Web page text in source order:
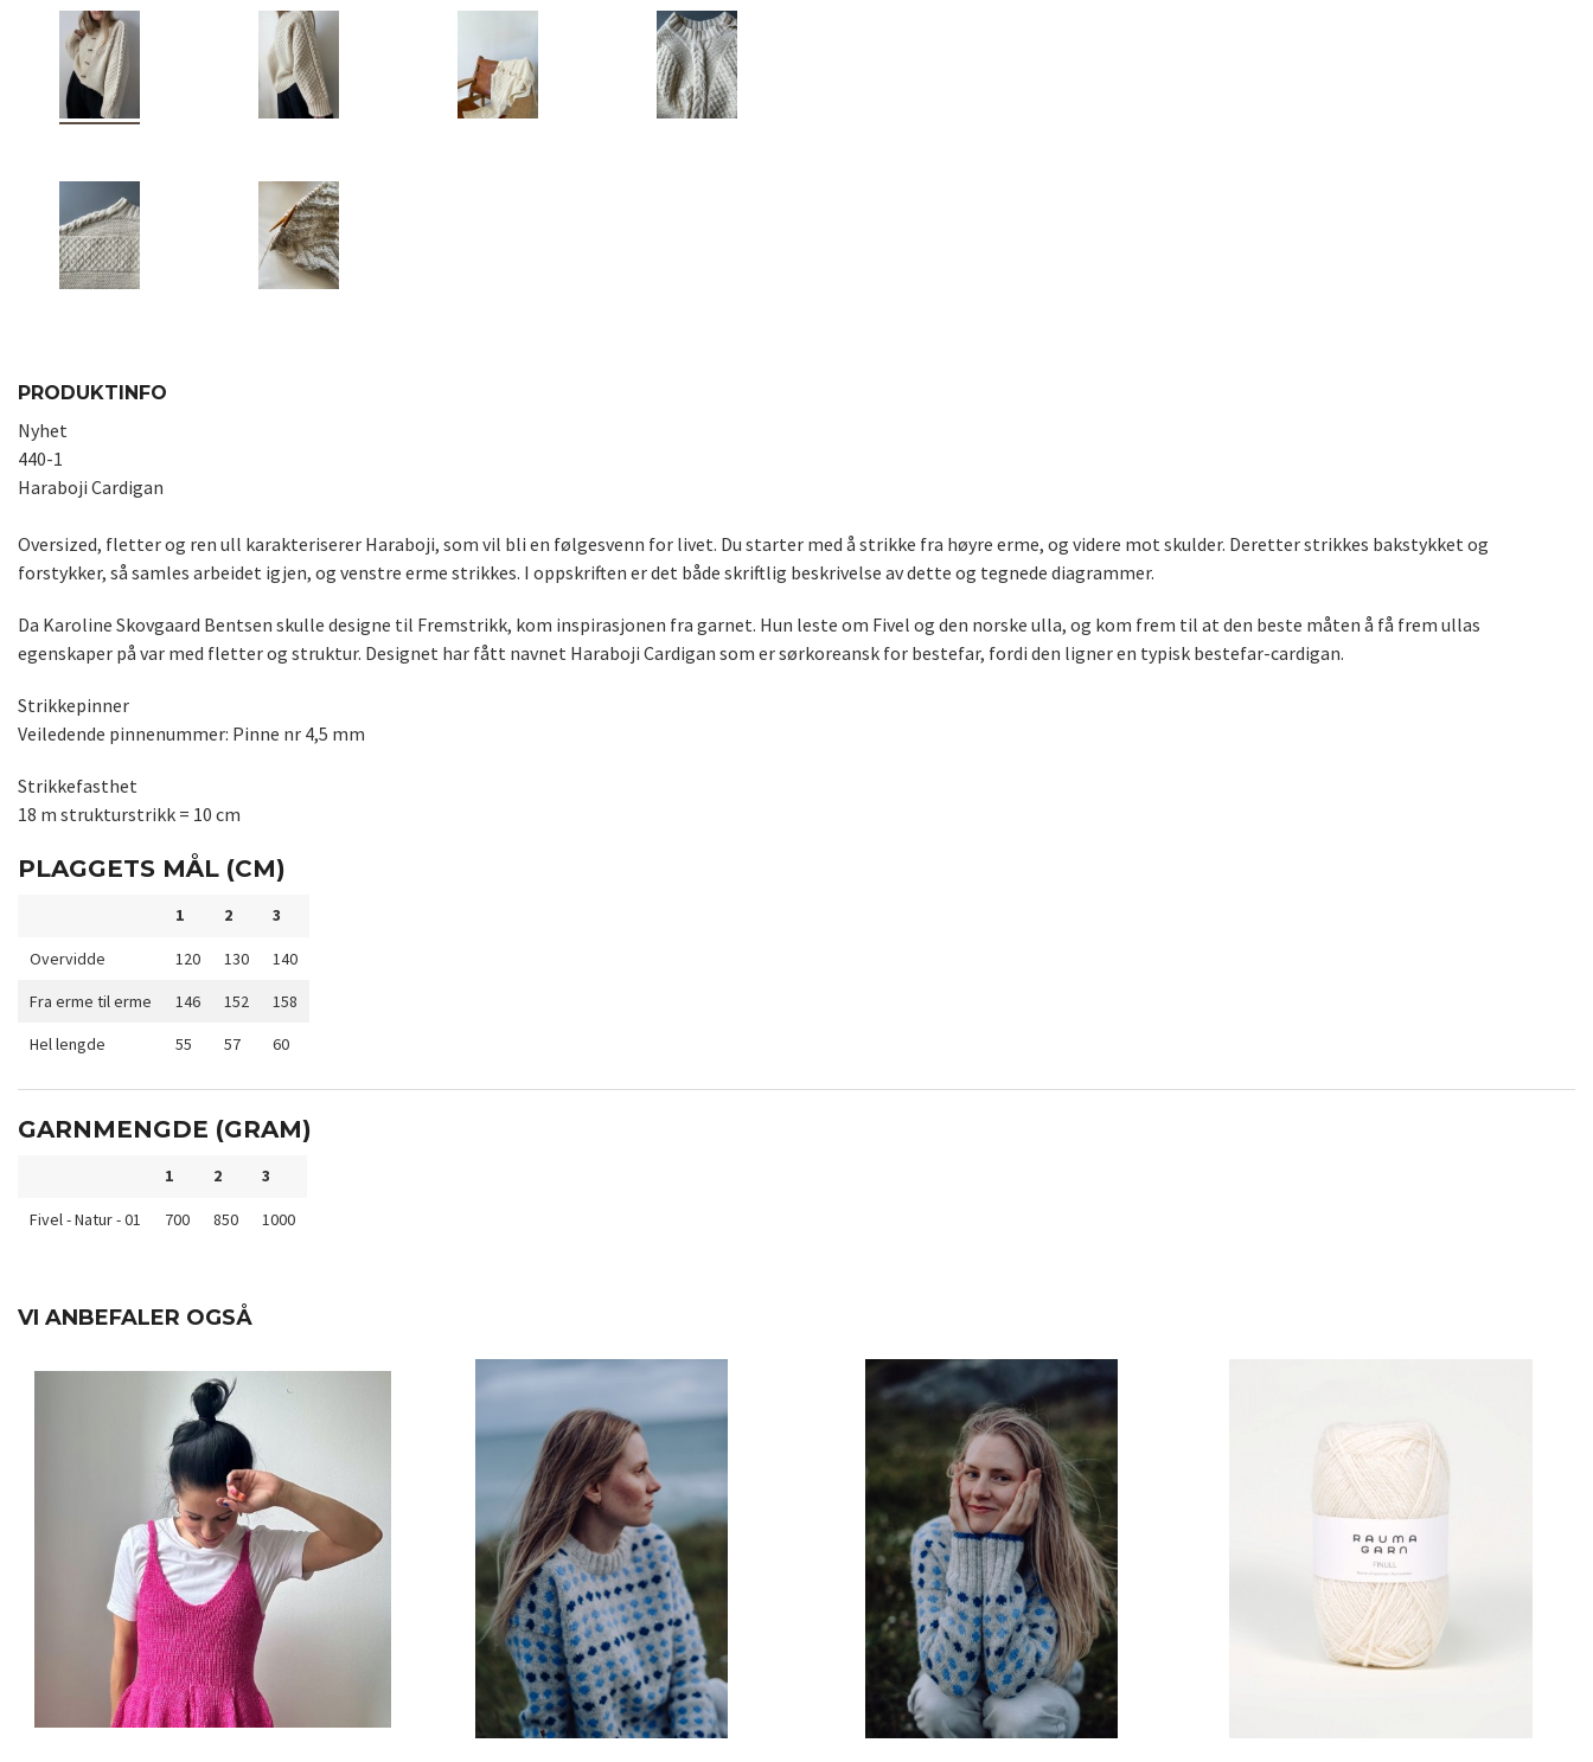
PRODUKTINFO
Nyhet
440-1
Haraboji Cardigan
Oversized, fletter og ren ull karakteriserer Haraboji, som vil bli en følgesvenn for livet. Du starter med å strikke fra høyre erme, og videre mot skulder. Deretter strikkes bakstykket og
forstykker, så samles arbeidet igjen, og venstre erme strikkes. I oppskriften er det både skriftlig beskrivelse av dette og tegnede diagrammer.
Da Karoline Skovgaard Bentsen skulle designe til Fremstrikk, kom inspirasjonen fra garnet. Hun leste om Fivel og den norske ulla, og kom frem til at den beste måten å få frem ullas
egenskaper på var med fletter og struktur. Designet har fått navnet Haraboji Cardigan som er sørkoreansk for bestefar, fordi den ligner en typisk bestefar-cardigan.
Strikkepinner
Veiledende pinnenummer: Pinne nr 4,5 mm
Strikkefasthet
18 m strukturstrikk = 10 cm
PLAGGETS MÅL (CM)
1 2 3
Overvidde 120 130
140
Fra erme til erme
146 152
158
Hel lengde
55 57 60
GARNMENGDE (GRAM)
1 2 3
Fivel - Natur - 01 700 850 1000
VI ANBEFALER OGSÅ